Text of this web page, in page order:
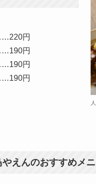
円
円
円
円
えんのおすすめメ